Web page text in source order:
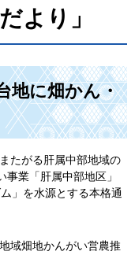
より」
地に畑かん・
たがる肝属中部地域の
業「肝属中部地区」
」を水源とする本格通
域畑地かんがい営農推